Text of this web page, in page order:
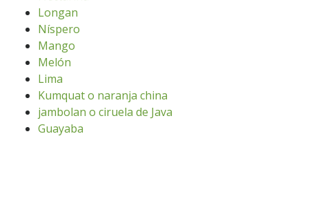
Longan
Níspero
Mango
Melón
Lima
Kumquat o naranja china
jambolan o ciruela de Java
Guayaba